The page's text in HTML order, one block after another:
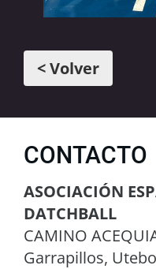
< Volver
CONTACTO
ASOCIACIÓN
DATCHBALL
CAMINO
Garrapillos,